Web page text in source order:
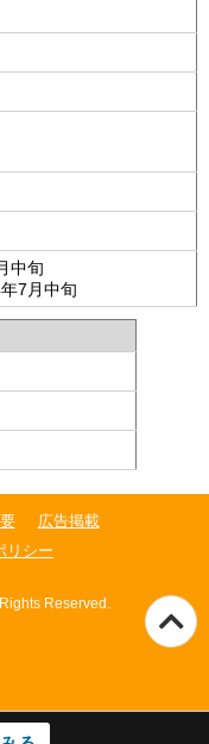
中旬
7月中旬
広告掲載
リシー
Reserved.